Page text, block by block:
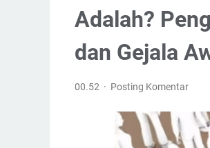
Adalah?
dan Gejala
00.52 Posting Komentar